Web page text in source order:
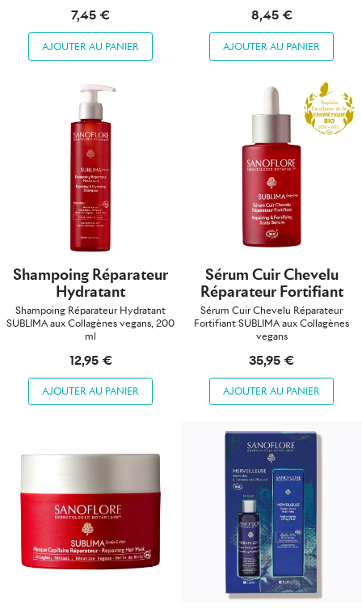
7,45 €
AJOUTER AU PANIER
8,45 €
AJOUTER AU PANIER
Shampoing Réparateur
Hydratant
Shampoing Réparateur Hydratant
SUBLIMA aux Collagènes vegans, 200
ml
12,95 €
AJOUTER AU PANIER
Sérum Cuir Chevelu
Réparateur Fortifiant
Sérum Cuir Chevelu Réparateur
Fortifiant SUBLIMA aux Collagènes
vegans
35,95 €
AJOUTER AU PANIER